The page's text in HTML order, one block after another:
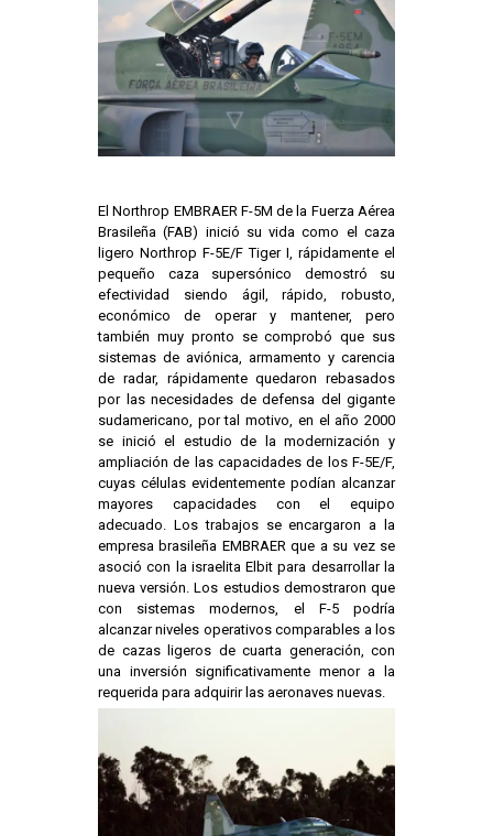
El Northrop EMBRAER F-5M de la Fuerza Aérea
Brasileña (FAB) inició su vida como el caza
ligero Northrop F-5E/F Tiger I, rápidamente el
pequeño caza supersónico demostró su
efectividad siendo ágil, rápido, robusto,
económico de operar y mantener, pero
también muy pronto se comprobó que sus
sistemas de aviónica, armamento y carencia
de radar, rápidamente quedaron rebasados
por las necesidades de defensa del gigante
sudamericano, por tal motivo, en el año 2000
se inició el estudio de la modernización y
ampliación de las capacidades de los F-5E/F,
cuyas células evidentemente podían alcanzar
mayores capacidades con el equipo
adecuado. Los trabajos se encargaron a la
empresa brasileña EMBRAER que a su vez se
asoció con la israelita Elbit para desarrollar la
nueva versión. Los estudios demostraron que
con sistemas modernos, el F-5 podría
alcanzar niveles operativos comparables a los
de cazas ligeros de cuarta generación, con
una inversión significativamente menor a la
requerida para adquirir las aeronaves nuevas.